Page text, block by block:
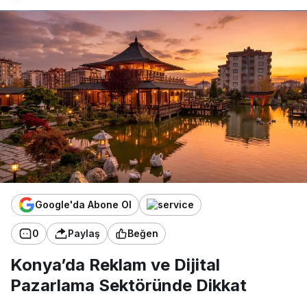
Google'da Abone Ol
0 Paylaş Beğen
Konya’da Reklam ve Dijital
Pazarlama Sektöründe Dikkat